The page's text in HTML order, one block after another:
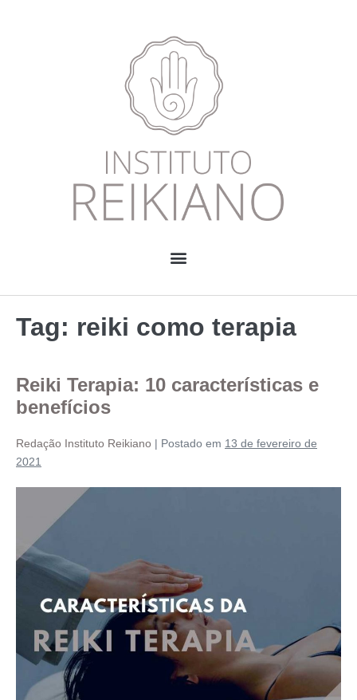
Tag: reiki como terapia
Reiki Terapia: 10 características e
benefícios
Redação Instituto Reikiano | Postado em 13 de fevereiro de
2021